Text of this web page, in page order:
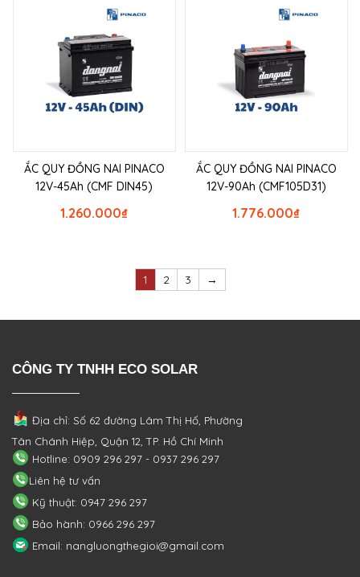
ẮC QUY ĐỒNG NAI PINACO
12V-45Ah (CMF DIN45)
₫
1.260.000
ẮC QUY ĐỒNG NAI PINACO
12V-90Ah (CMF105D31)
₫
1.776.000
1 2 3 →
CÔNG TY TNHH ECO SOLAR
Địa chỉ: Số 62 đường Lâm Thị Hố, Phường
Tân Chánh Hiệp, Quận 12, TP. Hồ Chí Minh
Hotline: 0909 296 297 - 0937 296 297
Liên hệ tư vấn
Kỹ thuật: 0947 296 297
Bảo hành: 0966 296 297
Email: nangluongthegioi@gmail.com